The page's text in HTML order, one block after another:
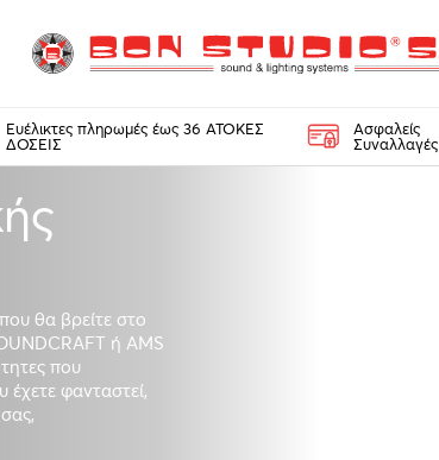
Ευέλικτες πληρωμές έως 36 ΑΤΟΚΕΣ
ΔΟΣΕΙΣ
Ασφαλείς
Συναλλαγές
θα βρείτε στο
ή AMS
που
φανταστεί,